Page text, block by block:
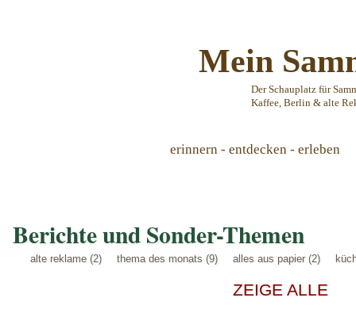
Mein
Der Schauplatz für
Kaffee, Berlin & alte
erinnern - entdecken - erleben
Berichte und Sonder-Themen
alte reklame (2) thema des monats (9) alles aus papier (2)
ZEIGE ALLE